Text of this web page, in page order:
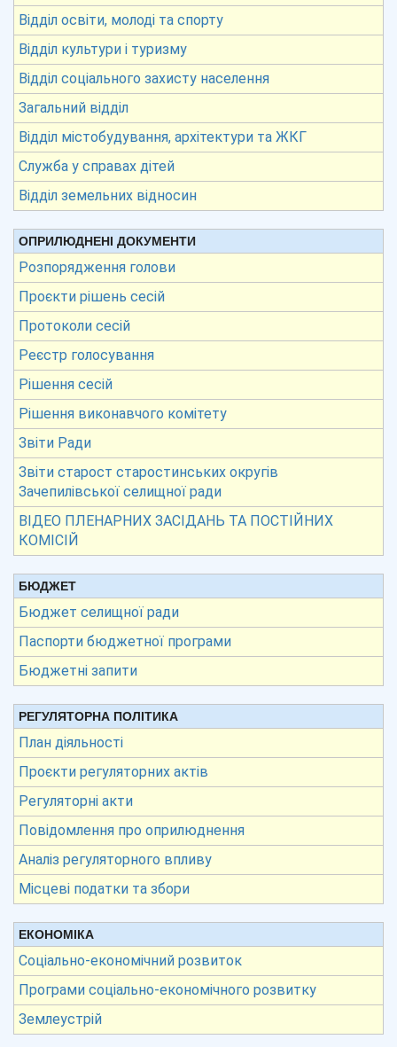
Відділ освіти, молоді та спорту
Відділ культури і туризму
Відділ соціального захисту населення
Загальний відділ
Відділ містобудування, архітектури та ЖКГ
Служба у справах дітей
Відділ земельних відносин
ОПРИЛЮДНЕНІ ДОКУМЕНТИ
Розпорядження голови
Проєкти рішень сесій
Протоколи сесій
Реєстр голосування
Рішення сесій
Рішення виконавчого комітету
Звіти Ради
Звіти старост старостинських округів
Зачепилівської селищної ради
ВІДЕО ПЛЕНАРНИХ ЗАСІДАНЬ ТА ПОСТІЙНИХ
КОМІСІЙ
БЮДЖЕТ
Бюджет селищної ради
Паспорти бюджетної програми
Бюджетні запити
РЕГУЛЯТОРНА ПОЛІТИКА
План діяльності
Проєкти регуляторних актів
Регуляторні акти
Повідомлення про оприлюднення
Аналіз регуляторного впливу
Місцеві податки та збори
ЕКОНОМІКА
Соціально-економічний розвиток
Програми соціально-економічного розвитку
Землеустрій